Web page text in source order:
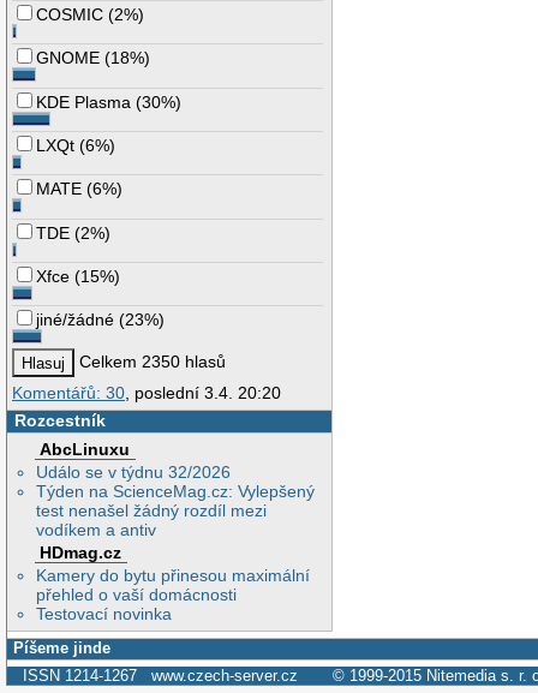
COSMIC (2%)
GNOME (18%)
KDE Plasma (30%)
LXQt (6%)
MATE (6%)
TDE (2%)
Xfce (15%)
jiné/žádné (23%)
Celkem 2350 hlasů
Komentářů: 30 , poslední 3.4. 20:20
Rozcestník
AbcLinuxu
Událo se v týdnu 32/2026
Týden na ScienceMag.cz: Vylepšený
test nenašel žádný rozdíl mezi
vodíkem a antiv
HDmag.cz
Kamery do bytu přinesou maximální
přehled o vaší domácnosti
Testovací novinka
Píšeme jinde
ISSN 1214-1267 www.czech-server.cz © 1999-2015 Nitemedia s. r.